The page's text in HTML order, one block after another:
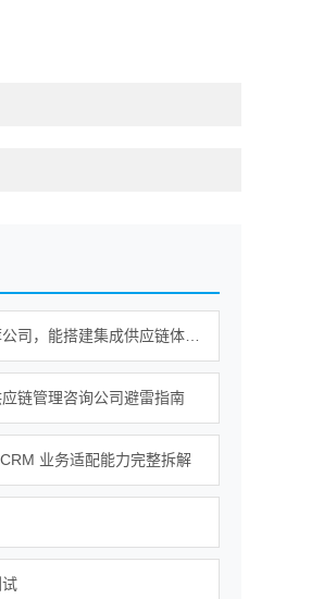
链管理咨询公司避雷指南
业务适配能力完整拆解